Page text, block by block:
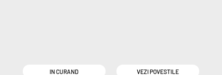
IN CURAND VEZI POVESTILE